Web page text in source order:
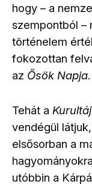
hogy – a
szempontból –
történelem
fokozottan
az Ősök Napja.
Tehát a Kurultáj
vendégül
elsősorban a
utóbbin a